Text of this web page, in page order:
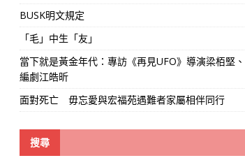
BUSK明文規定
「毛」中生「友」
當下就是黃金年代：專訪《再見UFO》導演梁栢堅、
編劇江皓昕
面對死亡 毋忘愛與宏福苑遇難者家屬相伴同行
搜尋